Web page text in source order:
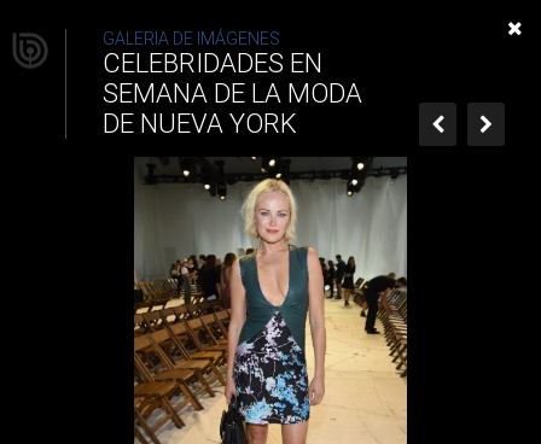
Celebridades en Semana de
la Moda de Nueva York
GALERIA DE IMÁGENES
CELEBRIDADES EN
SEMANA DE LA MODA
DE NUEVA YORK